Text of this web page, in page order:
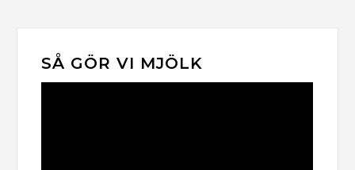
SÅ GÖR VI MJÖLK